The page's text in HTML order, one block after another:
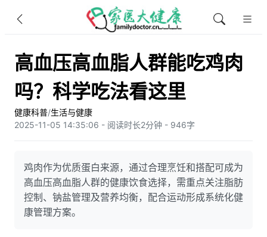
高血压高血脂人群能吃鸡肉
吗？科学吃法看这里
健康科普/生活与健康
2025-11-05 14:35:06 - 阅读时长2分钟 - 946字
鸡肉作为优质蛋白来源，通过合理烹饪和搭配可成为
高血压高血脂人群的健康饮食选择，需重点关注脂肪
控制、钠盐管理及营养均衡，配合运动形成系统化健
康管理方案。